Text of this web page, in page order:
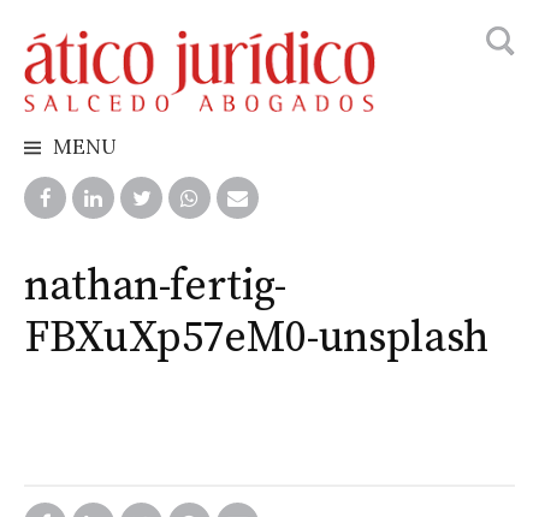
to
content
MENU
nathan-fertig-
FBXuXp57eM0-unsplash